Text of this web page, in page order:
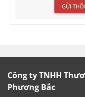
Công ty TNHH
Phương Bắc